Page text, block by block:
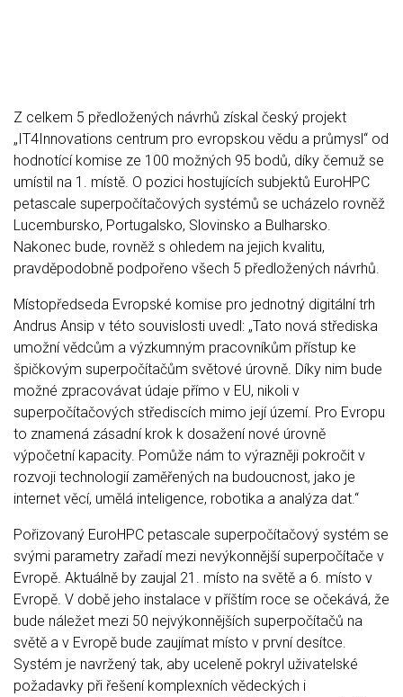
Z celkem 5 předložených návrhů získal český projekt
„IT4Innovations centrum pro evropskou vědu a průmysl“ od
hodnotící komise ze 100 možných 95 bodů, díky čemuž se
umístil na 1. místě. O pozici hostujících subjektů EuroHPC
petascale superpočítačových systémů se ucházelo rovněž
Lucembursko, Portugalsko, Slovinsko a Bulharsko.
Nakonec bude, rovněž s ohledem na jejich kvalitu,
pravděpodobně podpořeno všech 5 předložených návrhů.
Místopředseda Evropské komise pro jednotný digitální trh
Andrus Ansip v této souvislosti uvedl: „Tato nová střediska
umožní vědcům a výzkumným pracovníkům přístup ke
špičkovým superpočítačům světové úrovně. Díky nim bude
možné zpracovávat údaje přímo v EU, nikoli v
superpočítačových střediscích mimo její území. Pro Evropu
to znamená zásadní krok k dosažení nové úrovně
výpočetní kapacity. Pomůže nám to výrazněji pokročit v
rozvoji technologií zaměřených na budoucnost, jako je
internet věcí, umělá inteligence, robotika a analýza dat.“
Pořizovaný EuroHPC petascale superpočítačový systém se
svými parametry zařadí mezi nevýkonnější superpočítače v
Evropě. Aktuálně by zaujal 21. místo na světě a 6. místo v
Evropě. V době jeho instalace v příštím roce se očekává, že
bude náležet mezi 50 nejvýkonnějších superpočítačů na
světě a v Evropě bude zaujímat místo v první desítce.
Systém je navržený tak, aby uceleně pokryl uživatelské
požadavky při řešení komplexních vědeckých i